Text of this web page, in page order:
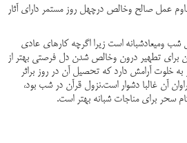
عمل صالح وخالص درچهل روز مستمر دارای آثار
ومیعادشبانه است زیرا اگرچه کارهای عادی
برای تطهیر درون وخالص شدن دل فرصتی بهتر از
خلوت آرامش دارد که تحصیل آن در روز براثر
آن غالبا دشوار است.نزول قرآن در شب بود،
سحر برای مناجات شبانه بهتر است.